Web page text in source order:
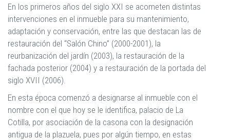
En los primeros años del siglo XXI se acometen distintas
intervenciones en el inmueble para su mantenimiento,
adaptación y conservación, entre las que destacan las de
restauración del “Salón Chino” (2000-2001), la
reurbanización del jardín (2003), la restauración de la
fachada posterior (2004) y a restauración de la portada del
siglo XVII (2006).
En esta época comenzó a designarse al inmueble con el
nombre con el que hoy se le identifica, palacio de La
Cotilla, por asociación de la casona con la designación
antigua de la plazuela, pues por algún tiempo, en estas